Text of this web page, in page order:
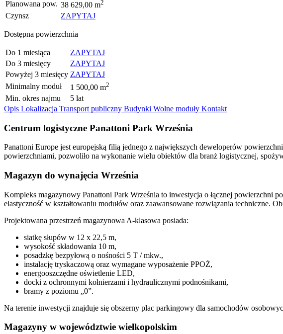
Planowana pow. 38 629,00 m2
Czynsz ZAPYTAJ
Dostępna powierzchnia
Do 1 miesiąca
ZAPYTAJ
Do 3 miesięcy
ZAPYTAJ
Powyżej 3 miesięcy ZAPYTAJ
Minimalny moduł
1 500,00 m2
Min. okres najmu
5 lat
Opis Lokalizacja Transport publiczny Budynki Wolne moduły Kontakt
Centrum logistyczne Panattoni Park Września
Panattoni Europe jest europejską filią jednego z największych deweloperów
powierzchniami, pozwoliło na wykonanie wielu obiektów dla branż logistycznej,
Magazyn do wynajęcia Września
Kompleks magazynowy Panattoni Park Września to inwestycja o łącznej powierzchni
elastyczność w kształtowaniu modułów oraz zaawansowane rozwiązania
Projektowana przestrzeń magazynowa A-klasowa posiada:
siatkę słupów w 12 x 22,5 m,
wysokość składowania 10 m,
posadzkę bezpyłową o nośności 5 T / mkw.,
instalację tryskaczową oraz wymagane wyposażenie PPOŻ,
energooszczędne oświetlenie LED,
docki z ochronnymi kołnierzami i hydraulicznymi podnośnikami,
bramy z poziomu „0”.
Na terenie inwestycji znajduje się obszerny plac parkingowy dla samochodów
Magazyny w województwie wielkopolskim